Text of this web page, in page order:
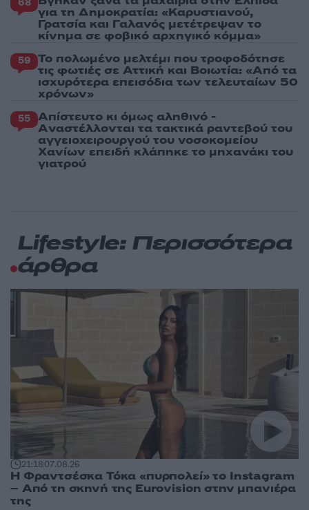
για τη Δημοκρατία: «Καρυστιανού,
Γρατσία και Γαλανός μετέτρεψαν το
κίνημα σε φοβικό αρχηγικό κόμμα»
59 Το πολωμένο μελτέμι που τροφοδότησε
τις φωτιές σε Αττική και Βοιωτία: «Από τα
ισχυρότερα επεισόδια των τελευταίων 50
χρόνων»
55 Απίστευτο κι όμως αληθινό -
Aναστέλλονται τα τακτικά ραντεβού του
αγγειοχειρουργού του νοσοκομείου
Χανίων επειδή κλάπηκε το μηχανάκι του
γιατρού
Lifestyle: Περισσότερα
άρθρα
21:1807.08.26
Η Φραντσέσκα Τόκα «πυρπολεί» το Instagram
– Από τη σκηνή της Eurovision στην μπανιέρα
της